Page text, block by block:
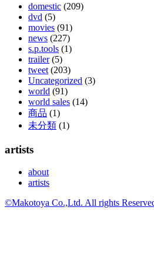
domestic (209)
dvd (5)
movies (91)
news (227)
s.p.tools (1)
trailer(5)
tweet (203)
Uncategorized (3)
world (91)
world sales (14)
商品 (1)
未分類 (1)
artists
about
artists
©Makotoya Co.,Ltd. All rights